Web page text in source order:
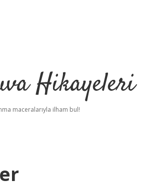
Hikayeleri
maceralarıyla ilham bul!